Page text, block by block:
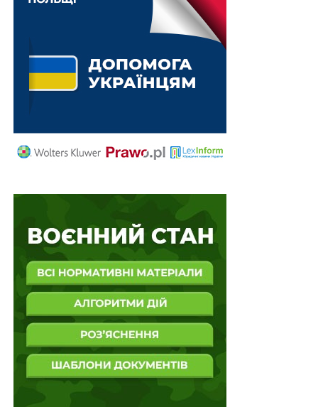
Витяг з Реєстру актів цивільного стану можна
отримати через Дію
Межі зон охорони пам’яток культурної
спадщини, встановлені до набрання чинності
постановою…
НАСТУПНА
Межі зон охорони пам’яток культурної
постановою КМУ № 740, залишаються чинними
Звернення Верховної Ради з нагоди 30-річчя
Конституції України